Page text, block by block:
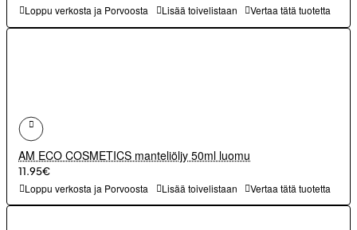
Loppu verkosta ja Porvoosta Lisää toivelistaan Vertaa tätä tuotetta
AM ECO COSMETICS manteliöljy 50ml luomu
11.95€
Loppu verkosta ja Porvoosta Lisää toivelistaan Vertaa tätä tuotetta